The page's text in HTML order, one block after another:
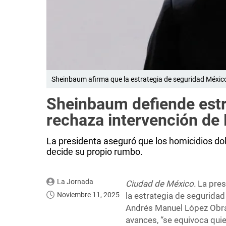
Sheinbaum afirma que la estrategia de seguridad
Sheinbaum defiende
rechaza intervención de
La presidenta aseguró que los homicidios
decide su propio rumbo.
La Jornada
Noviembre 11, 2025
Ciudad de México. La
la estrategia de
Andrés Manuel López
avances, “se equivoca